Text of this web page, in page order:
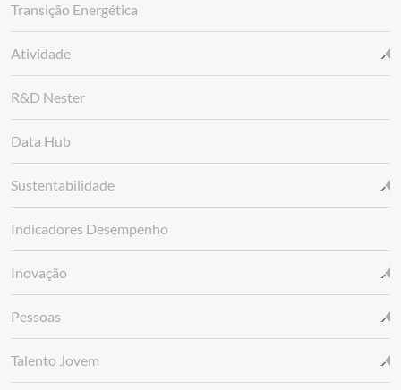
Transição Energética
Atividade
R&D Nester
Data Hub
Sustentabilidade
Indicadores Desempenho
Inovação
Pessoas
Talento Jovem